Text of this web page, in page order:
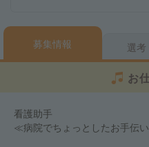
募集情報 選考
お
看護助手
≪病院でちょっとしたお手伝